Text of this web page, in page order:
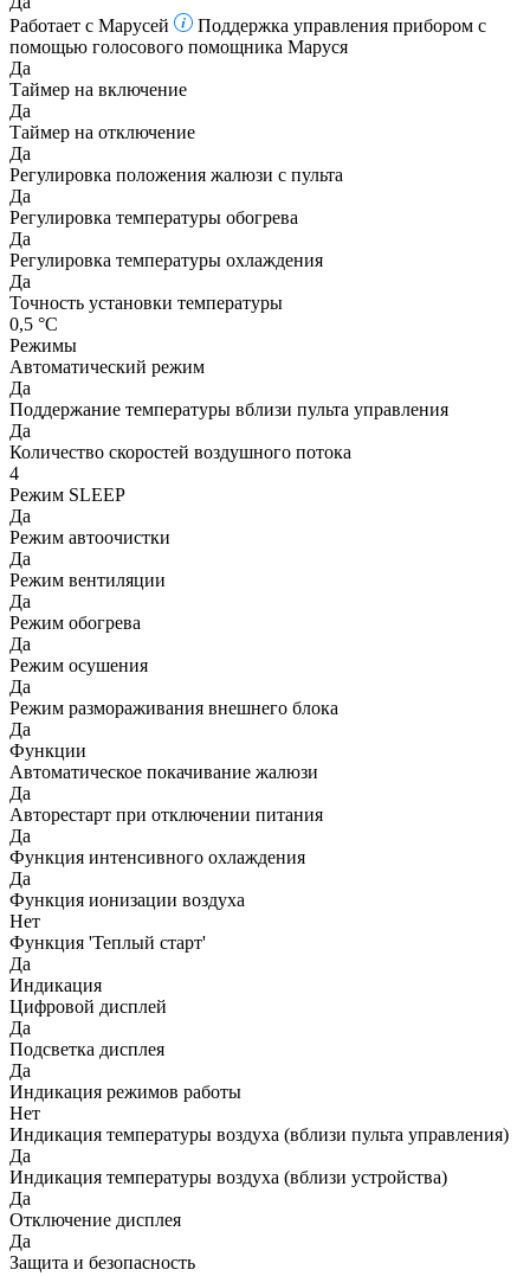
Работает с Марусей
Поддержка управления прибором с
помощью голосового помощника Маруся
Да
Таймер на включение
Да
Таймер на отключение
Да
Регулировка положения жалюзи с пульта
Да
Регулировка температуры обогрева
Да
Регулировка температуры охлаждения
Да
Точность установки температуры
0,5 °С
Режимы
Автоматический режим
Да
Поддержание температуры вблизи пульта управления
Да
Количество скоростей воздушного потока
4
Режим SLEEP
Да
Режим автоочистки
Да
Режим вентиляции
Да
Режим обогрева
Да
Режим осушения
Да
Режим размораживания внешнего блока
Да
Функции
Автоматическое покачивание жалюзи
Да
Авторестарт при отключении питания
Да
Функция интенсивного охлаждения
Да
Функция ионизации воздуха
Нет
Функция 'Теплый старт'
Да
Индикация
Цифровой дисплей
Да
Подсветка дисплея
Да
Индикация режимов работы
Нет
Индикация температуры воздуха (вблизи пульта управления)
Да
Индикация температуры воздуха (вблизи устройства)
Да
Отключение дисплея
Да
Защита и безопасность